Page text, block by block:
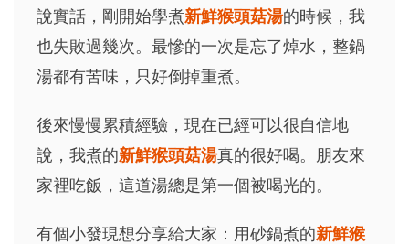
說實話，剛開始學煮新鮮猴頭菇湯的時候，我
也失敗過幾次。最慘的一次是忘了焯水，整鍋
湯都有苦味，只好倒掉重煮。
後來慢慢累積經驗，現在已經可以很自信地
說，我煮的新鮮猴頭菇湯真的很好喝。朋友來
家裡吃飯，這道湯總是第一個被喝光的。
有個小發現想分享給大家：用砂鍋煮的新鮮猴